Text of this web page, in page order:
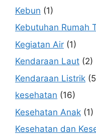
Kebun (1)
Kebutuhan Rumah
Kegiatan Air (1)
Kendaraan Laut (2)
Kendaraan Listrik
kesehatan (16)
Kesehatan Anak (1)
Kesehatan dan